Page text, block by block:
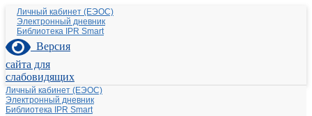
Личный кабинет (ЕЭОС)
Электронный дневник
Библиотека IPR Smart
Версия
сайта для
слабовидящих
Личный кабинет (ЕЭОС)
Электронный дневник
Библиотека IPR Smart